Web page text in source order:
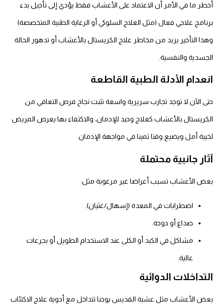
أخطر ما في الأمر أن الاعتماد على الأعشاب فقط يؤدي إلى تأجيل بدء
برنامج علاجي فعال (مثل العلاج السلوكي أو الرعاية الطبية المتخصصة)
وهذا التأخير يزيد من مخاطر علاج الكريستال بالأعشاب أو تدهور الحالة
الجسدية والنفسية.
انعدام الأدلة الطبية القاطعة
حتى الآن لا توجد تجارب سريرية واسعة تثبت نجاح فرص التعافي من
الكريستال بالأعشاب كعلاج وحيد للإدمان، والاكتفاء بها يعرض المريض
لخيبة أمل ويضيع وقتا ثمينا في مواجهة الإدمان.
آثار جانبية محتملة
بعض الأعشاب تسبب أعراضا غير مرغوبة مثل:
اضطرابات في المعدة (إسهال/غثيان).
صداع أو دوخة.
مشاكل في الكبد أو الكلى عند الاستخدام الطويل أو بجرعات
عالية.
التداخلات الدوائية
بعض الأعشاب مثل عشبة القديس يوحنا تتداخل مع أدوية علاج الاكتئاب